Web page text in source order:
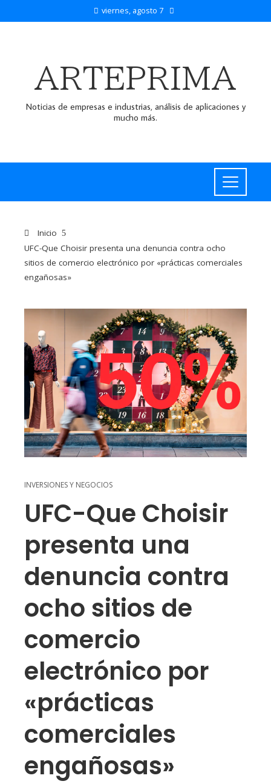
viernes, agosto 7
ARTEPRIMA
Noticias de empresas e industrias, análisis de aplicaciones y
mucho más.
Inicio
UFC-Que Choisir presenta una denuncia contra ocho
sitios de comercio electrónico por «prácticas comerciales
engañosas»
INVERSIONES Y NEGOCIOS
UFC-Que Choisir
presenta una
denuncia contra
ocho sitios de
comercio
electrónico por
«prácticas
comerciales
engañosas»